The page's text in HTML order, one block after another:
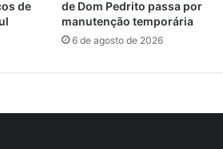
de
de Dom Pedrito passa por
manutenção temporária
6 de agosto de 2026